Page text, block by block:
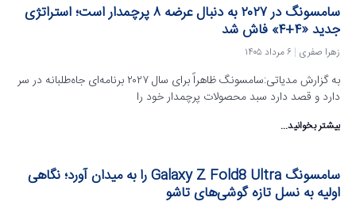
سامسونگ در ۲۰۲۷ به دنبال عرضه ۸ پرچمدار است؛ استراتژی
جدید «۴+۴» فاش شد
زهرا صفری ۶ مرداد ۱۴۰۵
به گزارش مدیاتی:سامسونگ ظاهراً برای سال ۲۰۲۷ برنامه‌ای جاه‌طلبانه در سر
دارد و قصد دارد سبد محصولات پرچمدار خود را
بیشتر بخوانید...
سامسونگ Galaxy Z Fold8 Ultra را به میدان آورد؛ نگاهی
اولیه به نسل تازه گوشی‌های تاشو